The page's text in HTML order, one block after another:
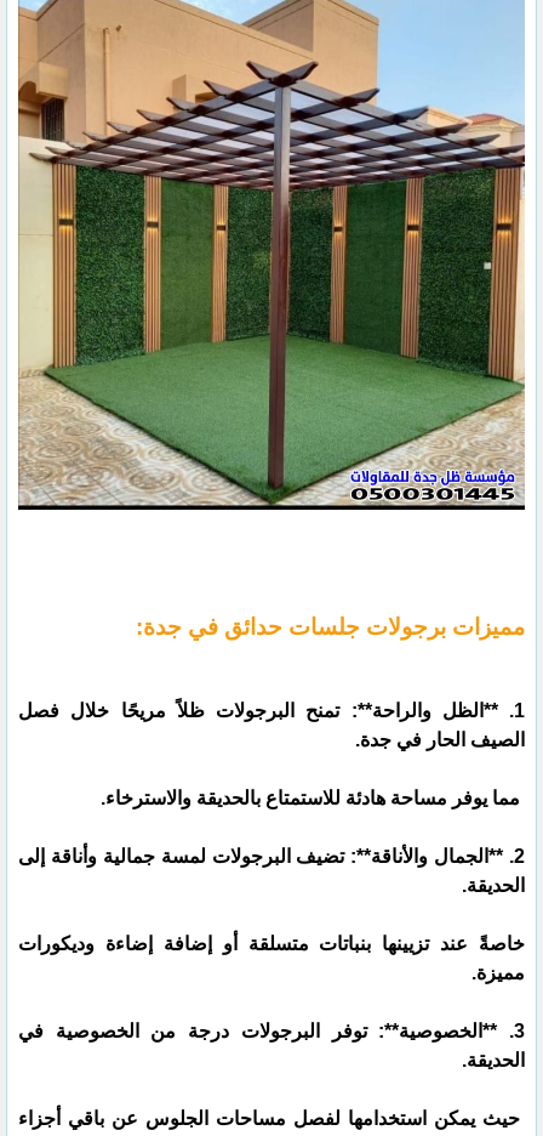
مميزات برجولات جلسات حدائق في جدة:
1. **الظل والراحة**: تمنح البرجولات ظلاً مريحًا خلال فصل
الصيف الحار في جدة.
مما يوفر مساحة هادئة للاستمتاع بالحديقة والاسترخاء.
2. **الجمال والأناقة**: تضيف البرجولات لمسة جمالية وأناقة إلى
الحديقة.
خاصةً عند تزيينها بنباتات متسلقة أو إضافة إضاءة وديكورات
مميزة.
3. **الخصوصية**: توفر البرجولات درجة من الخصوصية في
الحديقة.
حيث يمكن استخدامها لفصل مساحات الجلوس عن باقي أجزاء